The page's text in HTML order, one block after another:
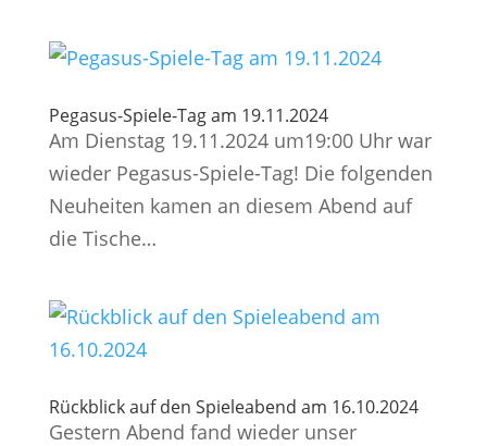
Pegasus-Spiele-Tag am 19.11.2024
Am Dienstag 19.11.2024 um19:00 Uhr war
wieder Pegasus-Spiele-Tag! Die folgenden
Neuheiten kamen an diesem Abend auf
die Tische…
Rückblick auf den Spieleabend am 16.10.2024
Gestern Abend fand wieder unser